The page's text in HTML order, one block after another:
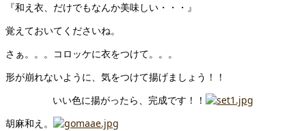
『和え衣、だけでもなんか美味しい・・・』
覚えておいてくださいね。
さぁ。。。コロッケに衣をつけて。。。
形が崩れないように、気をつけて揚げましょう！！
いい色に揚がったら、完成です！！
胡麻和え。